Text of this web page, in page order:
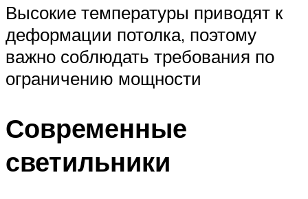
Высокие температуры приводят к
деформации потолка, поэтому
важно соблюдать требования по
ограничению мощности
Современные
светильники